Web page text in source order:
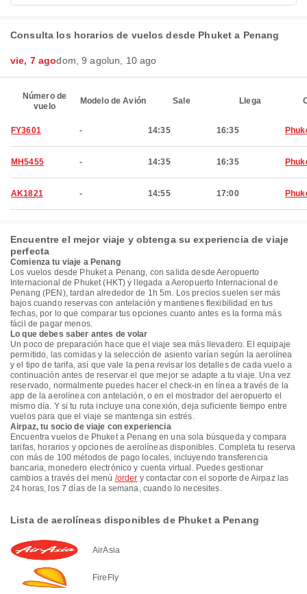
Consulta los horarios de vuelos desde Phuket a Penang
vie, 7 agodom, 9 agolun, 10 ago
Número de
vuelo
Modelo de Avión Sale Llega
FY3601 - 14:35 16:35
MH5455 - 14:35 16:35
AK1821 - 14:55 17:00
Encuentre el mejor viaje y obtenga su experiencia de viaje
perfecta
Comienza tu viaje a Penang
Los vuelos desde Phuket a Penang, con salida desde Aeropuerto
Internacional de Phuket (HKT) y llegada a Aeropuerto Internacional de
Penang (PEN), tardan alrededor de 1h 5m. Los precios suelen ser más
bajos cuando reservas con antelación y mantienes flexibilidad en tus
fechas, por lo que comparar tus opciones cuanto antes es la forma más
fácil de pagar menos.
Lo que debes saber antes de volar
Un poco de preparación hace que el viaje sea más llevadero. El equipaje
permitido, las comidas y la selección de asiento varían según la aerolínea
y el tipo de tarifa, así que vale la pena revisar los detalles de cada vuelo a
continuación antes de reservar el que mejor se adapte a tu viaje. Una vez
reservado, normalmente puedes hacer el check-in en línea a través de la
app de la aerolínea con antelación, o en el mostrador del aeropuerto el
mismo día. Y si tu ruta incluye una conexión, deja suficiente tiempo entre
vuelos para que el viaje se mantenga sin estrés.
Airpaz, tu socio de viaje con experiencia
Encuentra vuelos de Phuket a Penang en una sola búsqueda y compara
tarifas, horarios y opciones de aerolíneas disponibles. Completa tu reserva
con más de 100 métodos de pago locales, incluyendo transferencia
bancaria, monedero electrónico y cuenta virtual. Puedes gestionar
cambios a través del menú /order y contactar con el soporte de Airpaz las
24 horas, los 7 días de la semana, cuando lo necesites.
Lista de aerolíneas disponibles de Phuket a Penang
AirAsia
FireFly